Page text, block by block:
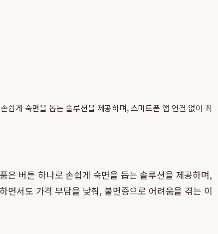
쉽게 숙면을 돕는 솔루션을 제공하며, 스마트폰 앱 연결 없이 최
은 버튼 하나로 손쉽게 숙면을 돕는 솔루션을 제공하며,
면서도 가격 부담을 낮춰, 불면증으로 어려움을 겪는 이